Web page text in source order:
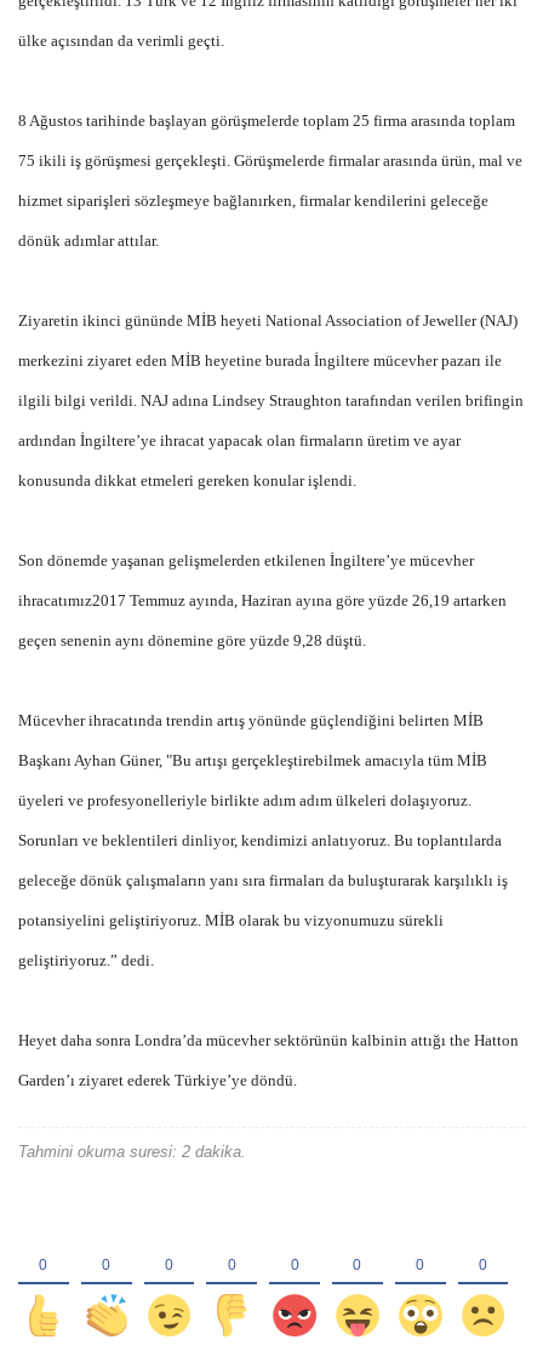
ülke açısından da verimli geçti.
8 Ağustos tarihinde başlayan görüşmelerde toplam 25 firma arasında toplam
75 ikili iş görüşmesi gerçekleşti. Görüşmelerde firmalar arasında ürün, mal ve
hizmet siparişleri sözleşmeye bağlanırken, firmalar kendilerini geleceğe
dönük adımlar attılar.
Ziyaretin ikinci gününde MİB heyeti National Association of Jeweller (NAJ)
merkezini ziyaret eden MİB heyetine burada İngiltere mücevher pazarı ile
ilgili bilgi verildi. NAJ adına Lindsey Straughton tarafından verilen brifingin
ardından İngiltere’ye ihracat yapacak olan firmaların üretim ve ayar
konusunda dikkat etmeleri gereken konular işlendi.
Son dönemde yaşanan gelişmelerden etkilenen İngiltere’ye mücevher
ihracatımız2017 Temmuz ayında, Haziran ayına göre yüzde 26,19 artarken
geçen senenin aynı dönemine göre yüzde 9,28 düştü.
Mücevher ihracatında trendin artış yönünde güçlendiğini belirten MİB
Başkanı Ayhan Güner, "Bu artışı gerçekleştirebilmek amacıyla tüm MİB
üyeleri ve profesyonelleriyle birlikte adım adım ülkeleri dolaşıyoruz.
Sorunları ve beklentileri dinliyor, kendimizi anlatıyoruz. Bu toplantılarda
geleceğe dönük çalışmaların yanı sıra firmaları da buluşturarak karşılıklı iş
potansiyelini geliştiriyoruz. MİB olarak bu vizyonumuzu sürekli
geliştiriyoruz.” dedi.
Heyet daha sonra Londra’da mücevher sektörünün kalbinin attığı the Hatton
Garden’ı ziyaret ederek Türkiye’ye döndü.
Tahmini okuma suresi: 2 dakika.